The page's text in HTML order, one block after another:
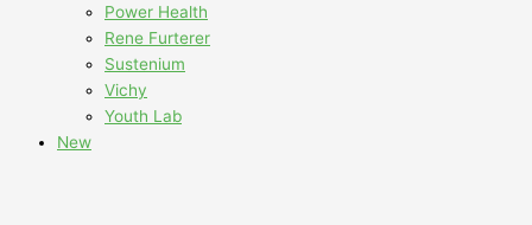
Power Health
Rene Furterer
Sustenium
Vichy
Youth Lab
New